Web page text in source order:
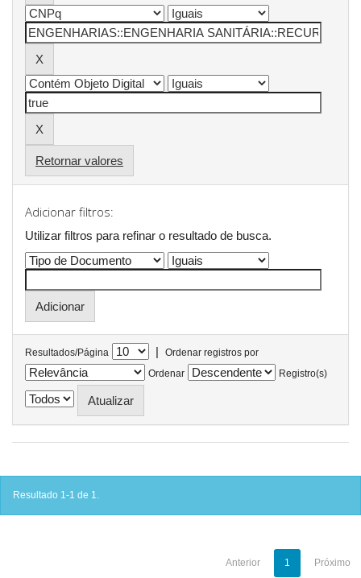
Retornar valores
Adicionar filtros:
Utilizar filtros para refinar o resultado de busca.
Resultados/Página |
Ordenar registros por
Ordenar
Registro(s)
Resultado 1-1 de 1.
Anterior 1 Próximo